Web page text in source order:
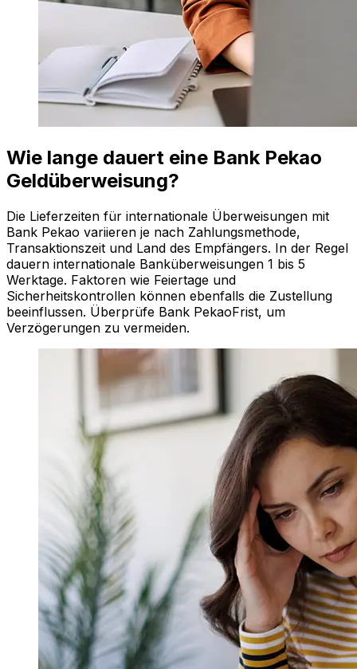
Wie lange dauert eine Bank Pekao
Geldüberweisung?
Die Lieferzeiten für internationale Überweisungen mit
Bank Pekao variieren je nach Zahlungsmethode,
Transaktionszeit und Land des Empfängers. In der Regel
dauern internationale Banküberweisungen 1 bis 5
Werktage. Faktoren wie Feiertage und
Sicherheitskontrollen können ebenfalls die Zustellung
beeinflussen. Überprüfe Bank PekaoFrist, um
Verzögerungen zu vermeiden.